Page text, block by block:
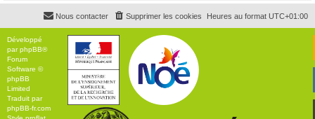
Heures au format UTC+01:00
Supprimer les cookies
Nous contacter
Développé
parphpBB®
Forum
Software ©
phpBB
Limited
Traduit par
phpBB-fr.com